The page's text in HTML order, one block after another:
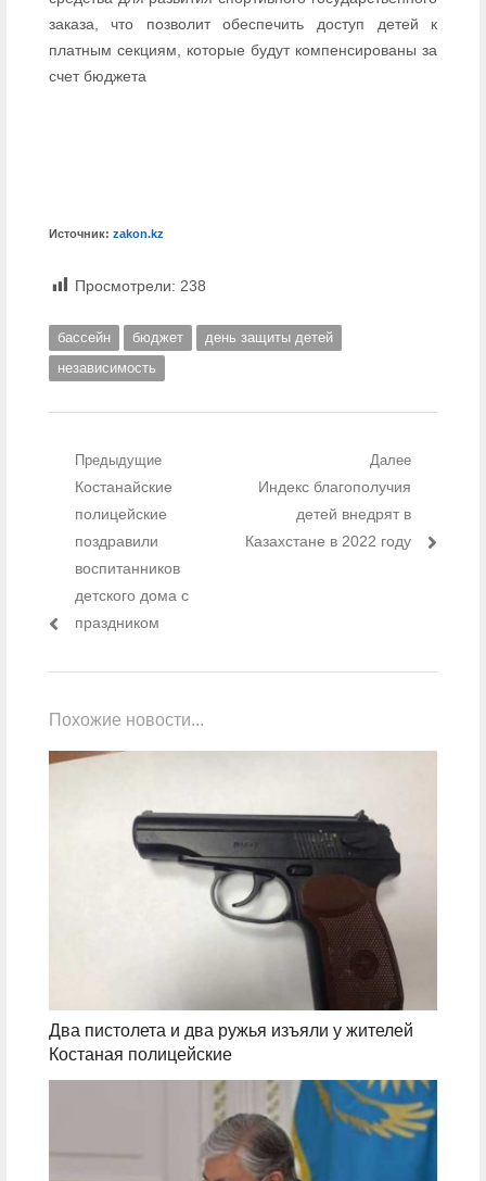
заказа, что позволит обеспечить доступ детей к
платным секциям, которые будут компенсированы за
счет бюджета
Источник: zakon.kz
Просмотрели: 238
бассейн бюджет
день защиты детей
независимость
Навигация по записям
Предыдущие
Предыдущий пост:
Костанайские
полицейские
поздравили
воспитанников
детского дома с
праздником
Далее
Следующий пост:
Индекс благополучия
детей внедрят в
Казахстане в 2022 году
Похожие новости...
Два пистолета и два ружья изъяли у жителей
Костаная полицейские